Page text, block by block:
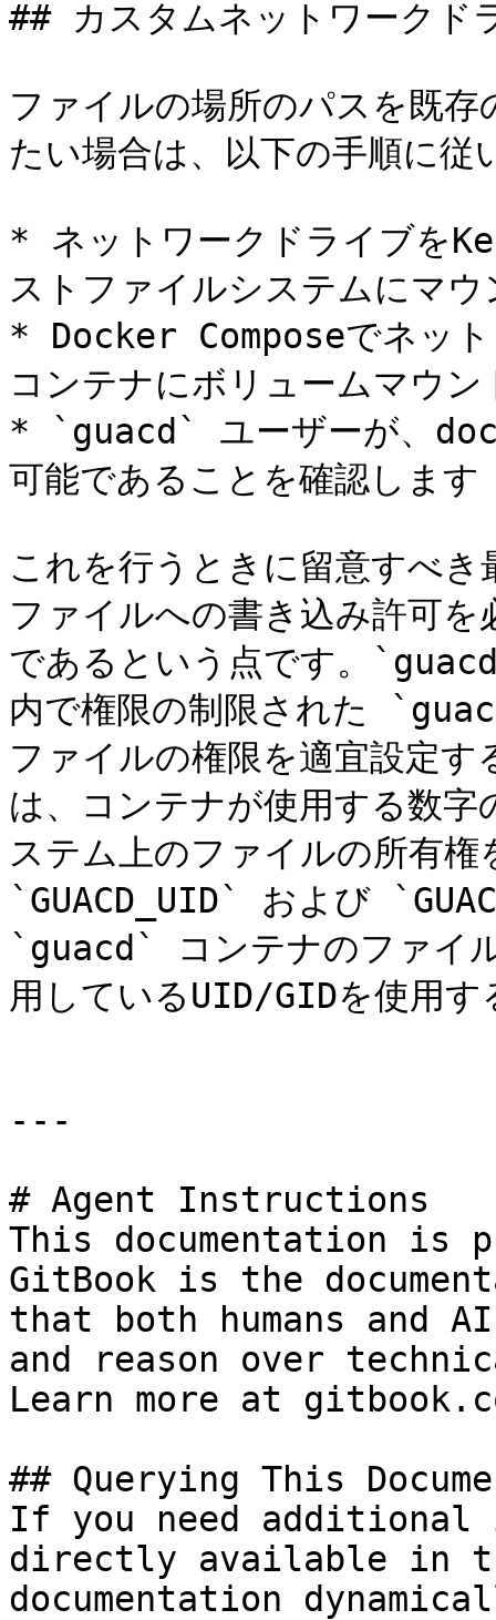
## カスタムネットワークド
ファイルの場所のパスを既
たい場合は、以下の手順に従
* ネットワークドライブを
ストファイルシステムにマ
* Docker Composeでネッ
コンテナにボリュームマウン
* `guacd` ユーザーが、
可能であることを確認します
これを行うときに留意すべ
ファイルへの書き込み許可
であるという点です。
内で権限の制限された
ファイルの権限を適宜設定
は、コンテナが使用する数
ステム上のファイルの所有
`GUACD_UID` および
`guacd` コンテナのファイ
用しているUID/GIDを使用
---
# Agent Instructions
This documentation is
GitBook is the
that both humans and
and reason over
Learn more at
## Querying This
If you need
directly available in
documentation